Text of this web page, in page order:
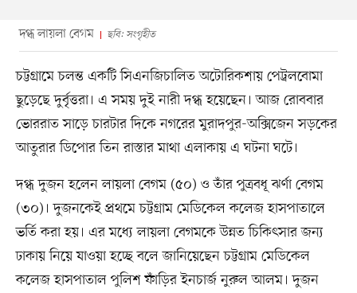
দগ্ধ লায়লা বেগম ছবি: সংগৃহীত
চট্টগ্রামে চলন্ত একটি সিএনজিচালিত অটোরিকশায় পেট্রলবোমা
ছুড়েছে দুর্বৃত্তরা। এ সময় দুই নারী দগ্ধ হয়েছেন। আজ রোববার
ভোররাত সাড়ে চারটার দিকে নগরের মুরাদপুর-অক্সিজেন সড়কের
আতুরার ডিপোর তিন রাস্তার মাথা এলাকায় এ ঘটনা ঘটে।
দগ্ধ দুজন হলেন লায়লা বেগম (৫০) ও তাঁর পুত্রবধূ ঝর্ণা বেগম
(৩০)। দুজনকেই প্রথমে চট্টগ্রাম মেডিকেল কলেজ হাসপাতালে
ভর্তি করা হয়। এর মধ্যে লায়লা বেগমকে উন্নত চিকিৎসার জন্য
ঢাকায় নিয়ে যাওয়া হচ্ছে বলে জানিয়েছেন চট্টগ্রাম মেডিকেল
কলেজ হাসপাতাল পুলিশ ফাঁড়ির ইনচার্জ নুরুল আলম। দুজন